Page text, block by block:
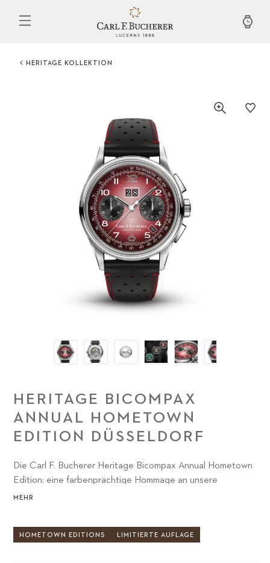
HERITAGE KOLLEKTION
HERITAGE BICOMPAX
ANNUAL HOMETOWN
EDITION DÜSSELDORF
Die Carl F. Bucherer Heritage Bicompax Annual Hometown
Edition: eine farbenprächtige Hommage an unsere
Lieblingsstädte.
MEHR
HOMETOWN EDITIONS LIMITIERTE AUFLAGE